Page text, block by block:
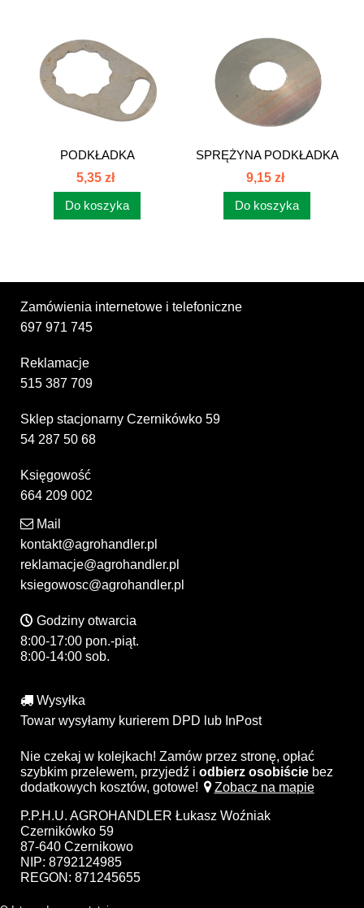
PODKŁADKA
POKR.SPRZĘGŁ.C385...
5,35 zł
Do koszyka
SPRĘŻYNA PODKŁADKA
89021047
9,15 zł
Do koszyka
Zamówienia internetowe i telefoniczne
697 971 745
Reklamacje
515 387 709
Sklep stacjonarny Czernikówko 59
54 287 50 68
Księgowość
664 209 002
Mail
kontakt@agrohandler.pl
reklamacje@agrohandler.pl
ksiegowosc@agrohandler.pl
Godziny otwarcia
8:00-17:00 pon.-piąt.
8:00-14:00 sob.
Wysyłka
Towar wysyłamy kurierem DPD lub InPost
Nie czekaj w kolejkach! Zamów przez stronę, opłać
szybkim przelewem, przyjedź i odbierz osobiście bez
dodatkowych kosztów, gotowe!
Zobacz na mapie
P.P.H.U. AGROHANDLER Łukasz Woźniak
Czernikówko 59
87-640 Czernikowo
NIP: 8792124985
REGON: 871245655